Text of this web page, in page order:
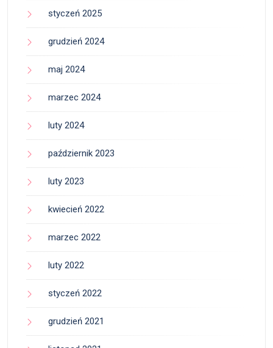
styczeń 2025
grudzień 2024
maj 2024
marzec 2024
luty 2024
październik 2023
luty 2023
kwiecień 2022
marzec 2022
luty 2022
styczeń 2022
grudzień 2021